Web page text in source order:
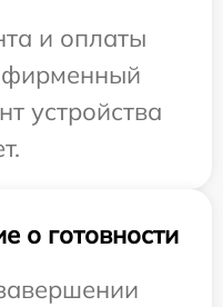
и оплаты
фирменный
устройства
о готовности